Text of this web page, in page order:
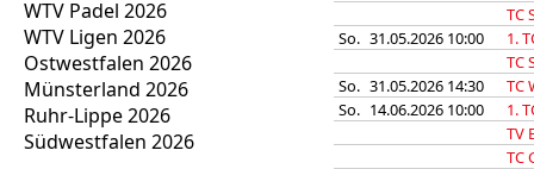
WTV Padel 2026
WTV Ligen 2026
Ostwestfalen 2026
Münsterland 2026
Ruhr-Lippe 2026
Südwestfalen 2026
TC
So. 31.05.2026 10:00
1.
TC
So. 31.05.2026 14:30
TC
So. 14.06.2026 10:00
1.
TV
TC